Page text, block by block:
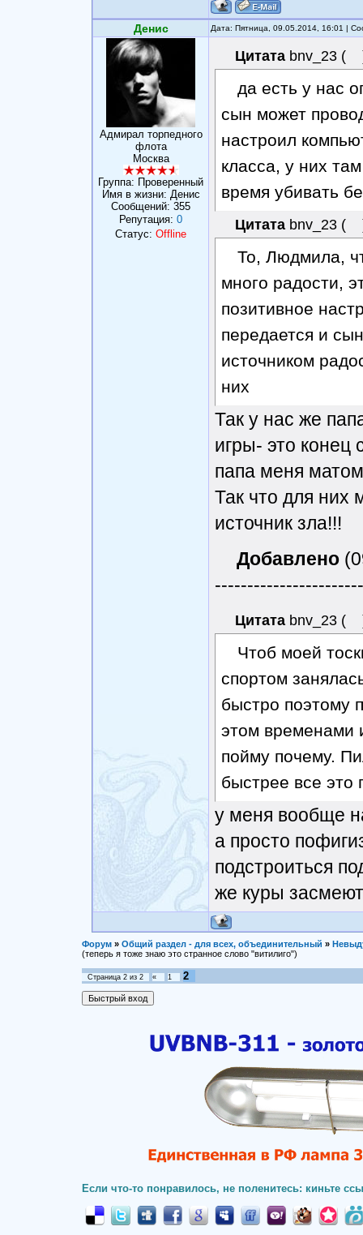
Денис Дата: Пятница, 09.05.2014, 16:01 |
Адмирал торпедного
флота
Москва
Группа: Проверенный
Имя в жизни: Денис
Сообщений: 355
Репутация: 0
Статус: Offline
Цитата bnv_23 (
да есть у нас
сын может
настроил
класса, у них
время убивать
Цитата bnv_23 (
То, Людмила,
много радости,
позитивное
передается и
источником
них
Так у нас же
игры- это конец
папа меня
Так что для них
источник зла!!!
Добавлено
Цитата bnv_23 (
Чтоб моей
спортом
быстро поэтому
этом временами
пойму почему.
быстрее все это
у меня вообще
а просто
подстроиться
же куры
Форум » Общий раздел - для всех, объединительный »
(теперь я тоже знаю это странное слово "витилиго")
Страница 2 из 2 « 1 2
Если что-то понравилось, не поленитесь: киньте